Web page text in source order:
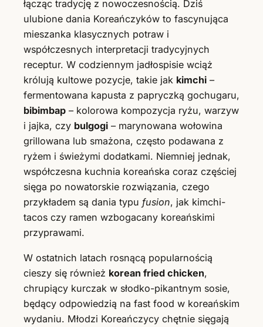
łącząc tradycję z nowoczesnością. Dziś
ulubione dania Koreańczyków to fascynująca
mieszanka klasycznych potraw i
współczesnych interpretacji tradycyjnych
receptur. W codziennym jadłospisie wciąż
królują kultowe pozycje, takie jak kimchi –
fermentowana kapusta z papryczką gochugaru,
bibimbap – kolorowa kompozycja ryżu, warzyw
i jajka, czy bulgogi – marynowana wołowina
grillowana lub smażona, często podawana z
ryżem i świeżymi dodatkami. Niemniej jednak,
współczesna kuchnia koreańska coraz częściej
sięga po nowatorskie rozwiązania, czego
przykładem są dania typu fusion, jak kimchi-
tacos czy ramen wzbogacany koreańskimi
przyprawami.
W ostatnich latach rosnącą popularnością
cieszy się również korean fried chicken,
chrupiący kurczak w słodko-pikantnym sosie,
będący odpowiedzią na fast food w koreańskim
wydaniu. Młodzi Koreańczycy chętnie sięgają